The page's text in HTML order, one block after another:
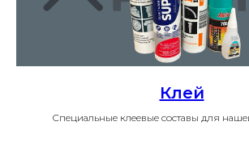
Клей
Специальные клеевые составы для